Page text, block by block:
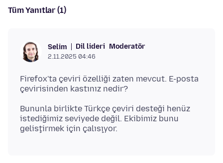
Tüm Yanıtlar (1)
Selim Dil lideri Moderatör
2.11.2025 04:46
Firefox'ta çeviri özelliği zaten mevcut. E-posta
Bununla birlikte Türkçe çeviri desteği henüz
istediğimiz seviyede değil. Ekibimiz bunu